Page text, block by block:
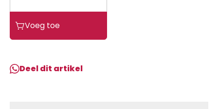
Bougie
N2C/P2M
Voeg toe
Deel dit artikel